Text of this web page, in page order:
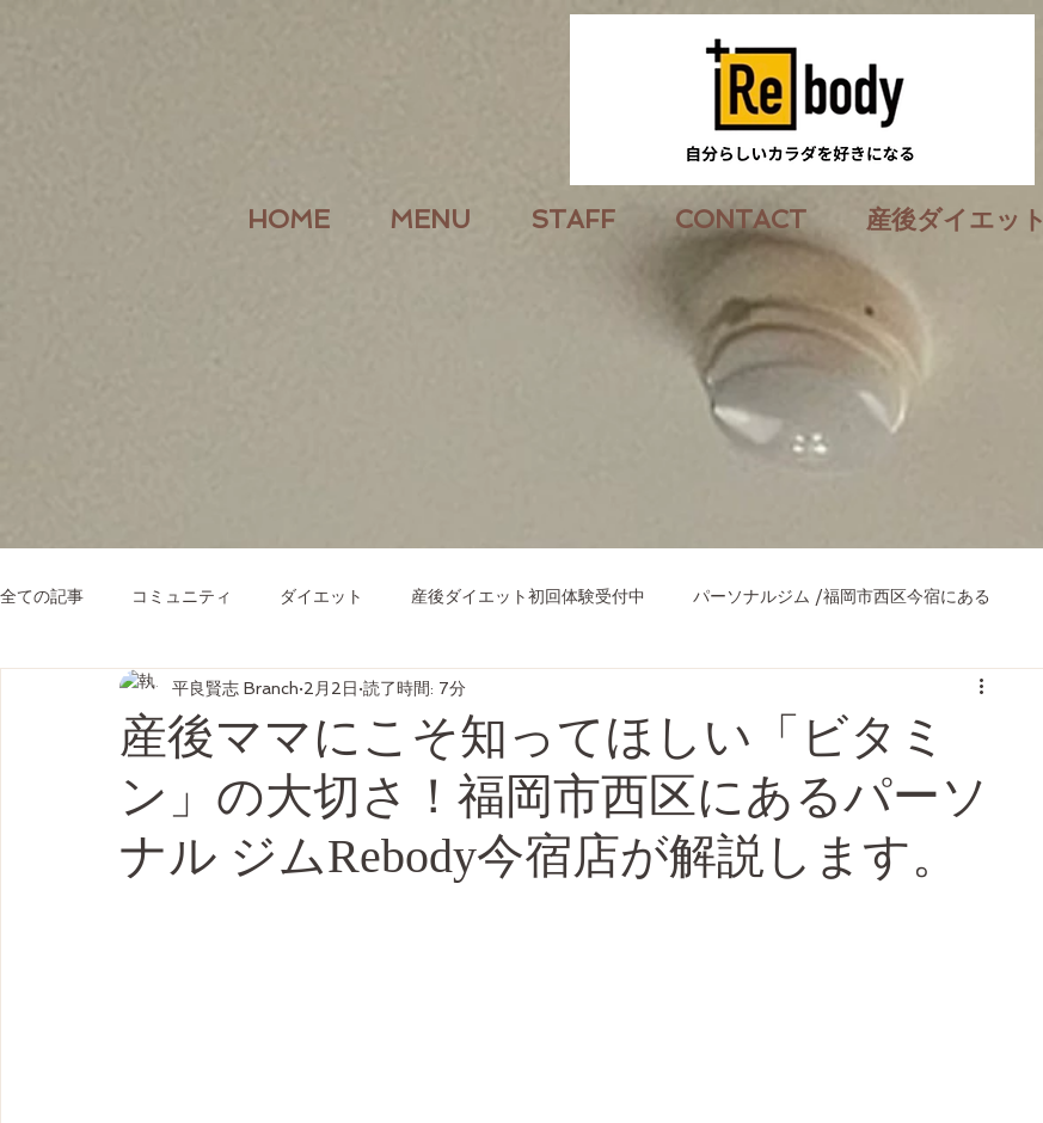
HOME MENU STAFF CONTACT 産後ダイエット
全ての記事 コミュニティ ダイエット 産後ダイエット初回体験受付中 パーソナルジム /福岡市西区今宿にある
産後ママにこそ知ってほしい「ビタミ
ン」の大切さ！福岡市西区にあるパーソ
ナル ジムRebody今宿店が解説します。
平良賢志 Branch 2月2日 読了時間: 7分